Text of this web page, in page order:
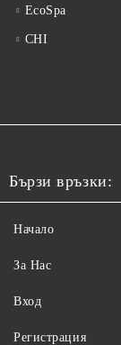
EcoSpa
CHI
Бързи връзки:
Начало
За Нас
Вход
Регистрация